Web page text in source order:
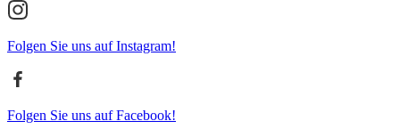
Folgen Sie uns auf Instagram!
Folgen Sie uns auf Facebook!